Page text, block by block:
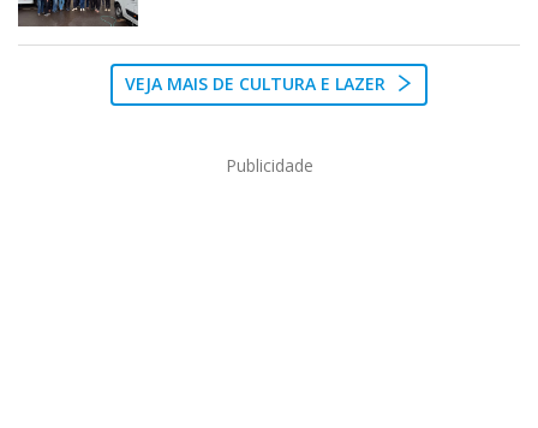
VEJA MAIS DE CULTURA E LAZER
Publicidade